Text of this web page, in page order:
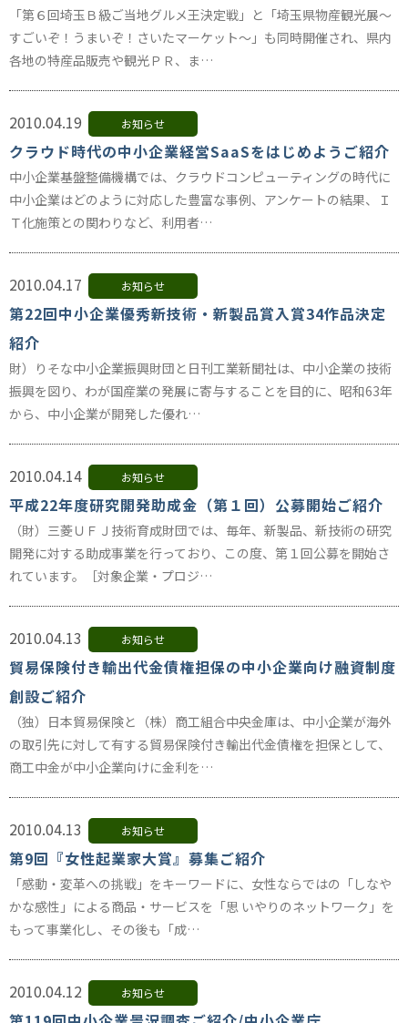
「第６回埼玉Ｂ級ご当地グルメ王決定戦」と「埼玉県物産観光展～
すごいぞ！うまいぞ！さいたマーケット～」も同時開催され、県内
各地の特産品販売や観光ＰＲ、ま…
2010.04.19 お知らせ
クラウド時代の中小企業経営SaaSをはじめようご紹介
中小企業基盤整備機構では、クラウドコンピューティングの時代に
中小企業はどのように対応した豊富な事例、アンケートの結果、Ｉ
Ｔ化施策との関わりなど、利用者…
2010.04.17 お知らせ
第22回中小企業優秀新技術・新製品賞入賞34作品決定
紹介
財）りそな中小企業振興財団と日刊工業新聞社は、中小企業の技術
振興を図り、わが国産業の発展に寄与することを目的に、昭和63年
から、中小企業が開発した優れ…
2010.04.14 お知らせ
平成22年度研究開発助成金（第１回）公募開始ご紹介
（財）三菱ＵＦＪ技術育成財団では、毎年、新製品、新技術の研究
開発に対する助成事業を行っており、この度、第１回公募を開始さ
れています。［対象企業・プロジ…
2010.04.13 お知らせ
貿易保険付き輸出代金債権担保の中小企業向け融資制度
創設ご紹介
（独）日本貿易保険と（株）商工組合中央金庫は、中小企業が海外
の取引先に対して有する貿易保険付き輸出代金債権を担保として、
商工中金が中小企業向けに金利を…
2010.04.13 お知らせ
第9回『女性起業家大賞』募集ご紹介
「感動・変革への挑戦」をキーワードに、女性ならではの「しなや
かな感性」による商品・サービスを「思 いやりのネットワーク」を
もって事業化し、その後も「成…
2010.04.12 お知らせ